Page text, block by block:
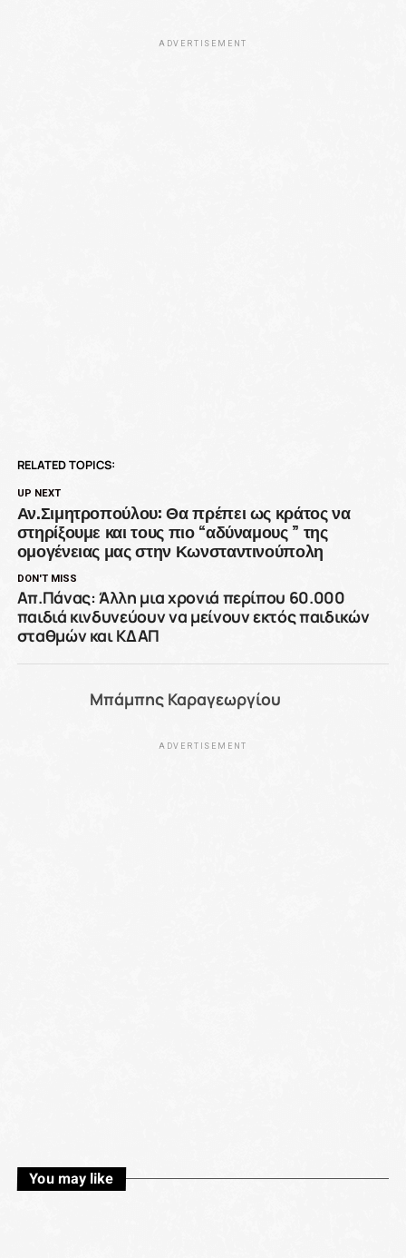
ADVERTISEMENT
RELATED TOPICS:
UP NEXT
Αν.Σιμητροπούλου: Θα πρέπει ως κράτος να
στηρίξουμε και τους πιο “αδύναμους ” της
ομογένειας μας στην Κωνσταντινούπολη
DON'T MISS
Απ.Πάνας: Άλλη μια χρονιά περίπου 60.000
παιδιά κινδυνεύουν να μείνουν εκτός παιδικών
σταθμών και ΚΔΑΠ
Μπάμπης Καραγεωργίου
ADVERTISEMENT
You may like